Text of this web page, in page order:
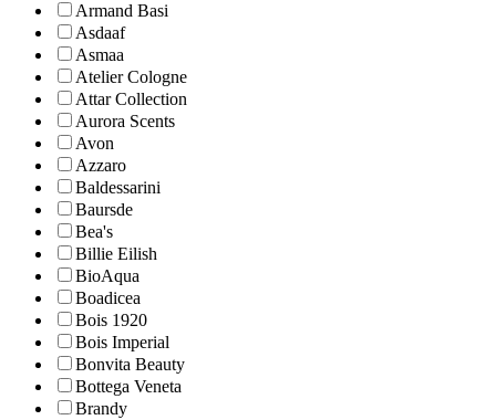
Armand Basi
Asdaaf
Asmaa
Atelier Cologne
Attar Collection
Aurora Scents
Avon
Azzaro
Baldessarini
Baursde
Bea's
Billie Eilish
BioAqua
Boadicea
Bois 1920
Bois Imperial
Bonvita Beauty
Bottega Veneta
Brandy